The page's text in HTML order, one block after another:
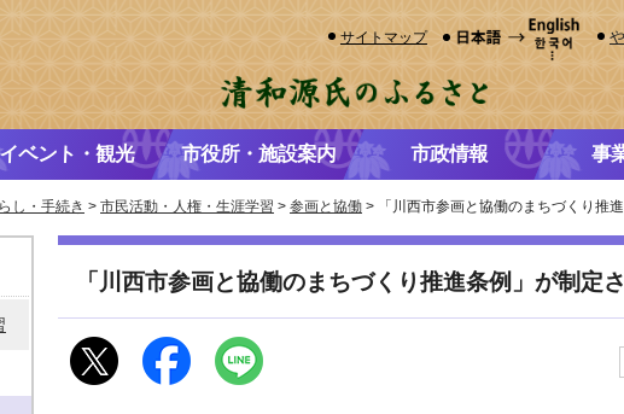
サイトマップ
イベント・観光 市役所・施設案内 市政情報 事
し・手続き > 市民活動・人権・生涯学習 > 参画と協働 > 「川西市参画と協働のまちづくり推
「川西市参画と協働のまちづくり推進条例」が制定